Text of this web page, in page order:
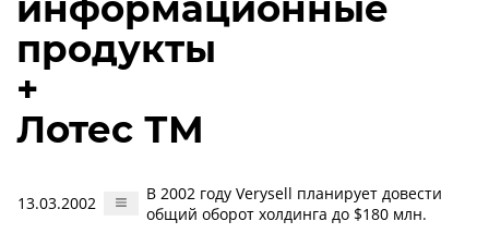
продукты
+
Лотес ТМ
13.03.2002
В 2002 году Verysell планирует довести
общий оборот холдинга до $180 млн.